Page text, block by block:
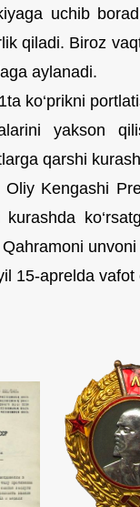
uchib
qiladi. Biroz
aylanadi.
ko‘prikni
yakson
qarshi
Oliy Kengashi
kurashda
15-aprelda vafot